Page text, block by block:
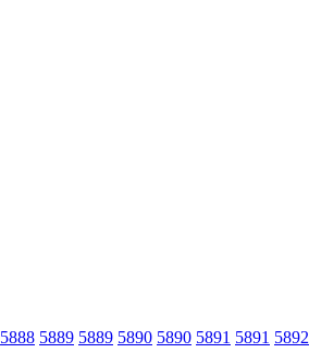
5888 5889 5889 5890 5890 5891 5891 5892